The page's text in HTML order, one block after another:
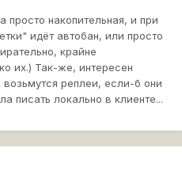
просто накопительная, и при
идёт автобан, или просто
крайне
их.) Так-же, интересен
реплеи, если-б они
писать локально в клиенте...